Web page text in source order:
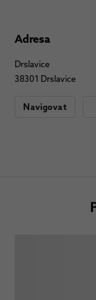
Adresa
Drslavice
38301 Drslavice
Navigovat